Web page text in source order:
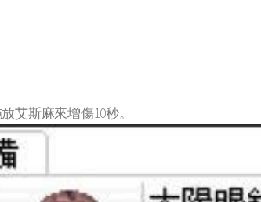
艾斯麻來增傷10秒。